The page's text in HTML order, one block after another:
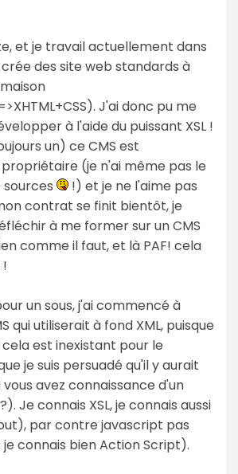
et je travail actuellement dans
des site web standards à
J'ai donc pu me
à l'aide du puissant XSL !
un) ce CMS est
(je n'ai même pas le
!) et je ne l'aime pas
contrat se finit bientôt, je
à me former sur un CMS
comme il faut, et là PAF! cela
un sous, j'ai commencé à
qui utiliserait à fond XML, puisque
est inexistant pour le
je suis persuadé qu'il y aurait
avez connaissance d'un
Je connais XSL, je connais aussi
par contre javascript pas
connais bien Action Script).